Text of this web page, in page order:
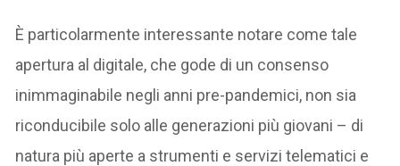
È particolarmente interessante notare come tale
apertura al digitale, che gode di un consenso
inimmaginabile negli anni pre-pandemici, non sia
riconducibile solo alle generazioni più giovani – di
natura più aperte a strumenti e servizi telematici e